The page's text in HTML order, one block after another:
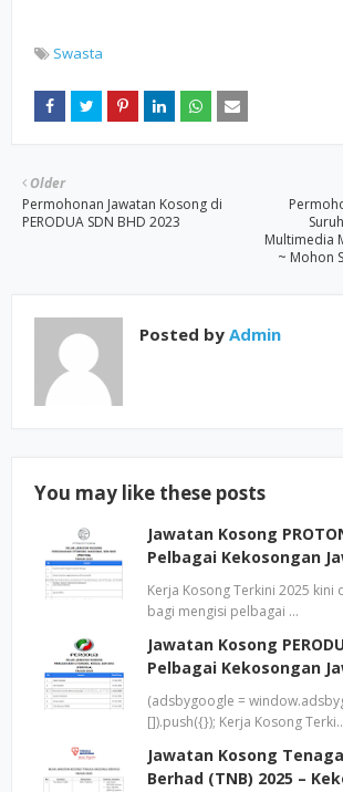
Swasta
Multimedia
~ Mohon
Older
Permohonan Jawatan Kosong di
PERODUA SDN BHD 2023
Posted by Admin
You may like these posts
Jawatan Kosong
Pelbagai Kekosongan
Kerja Kosong Terkini 2025 kini
bagi mengisi pelbagai …
Jawatan Kosong
Pelbagai Kekosongan
(adsbygoogle =
[]).push({}); Kerja Kosong
Jawatan Kosong
Berhad (TNB) 2025 –